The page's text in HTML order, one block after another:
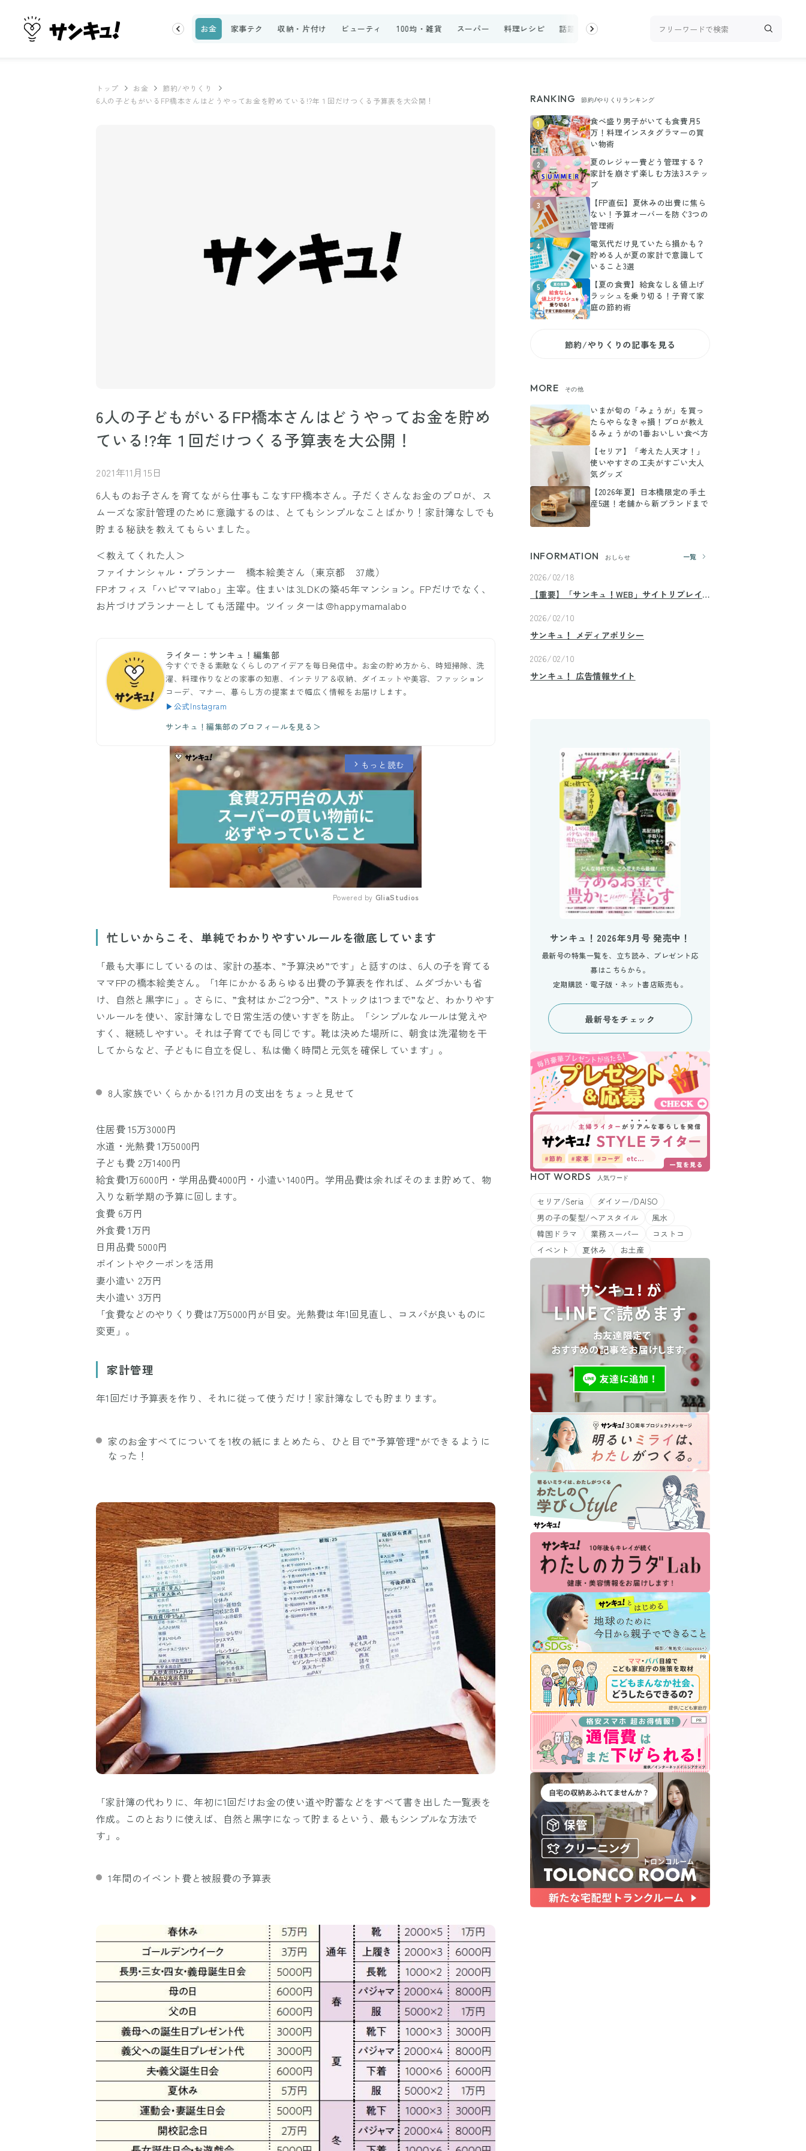
レシピ 話題 トップ 新着 ランキング お金 家事テク 収納・片付け ビューティ 100均・雑貨 スーパー 料理レシピ 話題 トップ ランキング お金 家事テク
トップ お金
節約/やりくり
6人の子どもがいるFP橋本さんはどうやってお金を貯めている!?年１回だけつくる予算表を大公開！
6人の子どもがいるFP橋本さんはどうやってお金を貯め
ている!?年１回だけつくる予算表を大公開！
2021年11月15日
6人ものお子さんを育てながら仕事もこなすFP橋本さん。子だくさんなお金のプロが、ス
ムーズな家計管理のために意識するのは、とてもシンプルなことばかり！家計簿なしでも
貯まる秘訣を教えてもらいました。
＜教えてくれた人＞
ファイナンシャル・プランナー 橋本絵美さん（東京都 37歳）
FPオフィス「ハピママlabo」主宰。住まいは3LDKの築45年マンション。FPだけでなく、
お片づけプランナーとしても活躍中。ツイッターは@happymamalabo
ライター：サンキュ！編集部
今すぐできる素敵なくらしのアイデアを毎日発信中。お金の貯め方から、時短掃除、洗
濯、料理作りなどの家事の知恵、インテリア＆収納、ダイエットや美容、ファッション
コーデ、マナー、暮らし方の提案まで幅広く情報をお届けします。
▶公式Instagram
サンキュ！編集部のプロフィールを見る＞
arrow_forward_ios もっと読む
Mute
Powered by GliaStudios
忙しいからこそ、単純でわかりやすいルールを徹底しています
「最も大事にしているのは、家計の基本、”予算決め”です」と話すのは、6人の子を育てる
ママFPの橋本絵美さん。「1年にかかるあらゆる出費の予算表を作れば、ムダづかいも省
け、自然と黒字に」。さらに、”食材はかご2つ分”、”ストックは1つまで”など、わかりやす
いルールを使い、家計簿なしで日常生活の使いすぎを防止。「シンプルなルールは覚えや
すく、継続しやすい。それは子育てでも同じです。靴は決めた場所に、朝食は洗濯物を干
してからなど、子どもに自立を促し、私は働く時間と元気を確保しています」。
8人家族でいくらかかる!?1カ月の支出をちょっと見せて
住居費 15万3000円
水道・光熱費 1万5000円
子ども費 2万1400円
給食費1万6000円・学用品費4000円・小遣い1400円。学用品費は余ればそのまま貯めて、物
入りな新学期の予算に回します。
食費 6万円
外食費 1万円
日用品費 5000円
ポイントやクーポンを活用
妻小遣い 2万円
夫小遣い 3万円
「食費などのやりくり費は7万5000円が目安。光熱費は年1回見直し、コスパが良いものに
変更」。
家計管理
年1回だけ予算表を作り、それに従って使うだけ！家計簿なしでも貯まります。
家のお金すべてについてを1枚の紙にまとめたら、ひと目で”予算管理”ができるように
なった！
「家計簿の代わりに、年初に1回だけお金の使い道や貯蓄などをすべて書き出した一覧表を
作成。このとおりに使えば、自然と黒字になって貯まるという、最もシンプルな方法で
す」。
1年間のイベント費と被服費の予算表
RANKING 節約/やりくりランキング
1
食べ盛り男子がいても食費月5
万！料理インスタグラマーの買
い物術
2
夏のレジャー費どう管理する？
家計を崩さず楽しむ方法3ステッ
プ
3
【FP直伝】夏休みの出費に焦ら
ない！予算オーバーを防ぐ3つの
管理術
4
電気代だけ見ていたら損かも？
貯める人が夏の家計で意識して
いること3選
5
【夏の食費】給食なし＆値上げ
ラッシュを乗り切る！子育て家
庭の節約術
節約/やりくりの記事を見る
MORE その他
いまが旬の「みょうが」を買っ
たらやらなきゃ損！プロが教え
るみょうがの1番おいしい食べ方
【セリア】「考えた人天才！」
使いやすさの工夫がすごい大人
気グッズ
【2026年夏】日本橋限定の手土
産5選！老舗から新ブランドまで
INFORMATION おしらせ 一覧
2026/02/18
【重要】「サンキュ！WEB」サイトリプレイ
2026/02/10
サンキュ！ メディアポリシー
2026/02/10
サンキュ！ 広告情報サイト
サンキュ！2026年9月号 発売中！
最新号の特集一覧を、立ち読み、プレゼント応
募はこちらから。
定期購読・電子版・ネット書店販売も。
最新号をチェック
HOT WORDS 人気ワード
セリア/Seria
ダイソー/DAISO
男の子の髪型/ヘアスタイル
風水
韓国ドラマ
業務スーパー
コストコ
イベント
夏休み お土産